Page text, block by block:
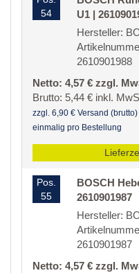
54
U1 |
Hersteller:
2610901988
Netto: 4,57 € zzgl.
Brutto: 5,44 € inkl.
zzgl. 6,90 € Versand (brutto)
einmalig pro Bestellung
Pos.
55
BOSCH
2610901987
Hersteller:
2610901987
Netto: 4,57 € zzgl.